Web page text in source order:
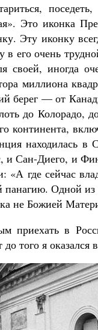
Это иконка
Эту иконку
его очень
своей, иногда
миллиона
берег — от
до Колорадо,
континента,
находилась
и Сан-Диего, и
где сейчас
панагию. Одной
не Божией
приехать в
того я оказался